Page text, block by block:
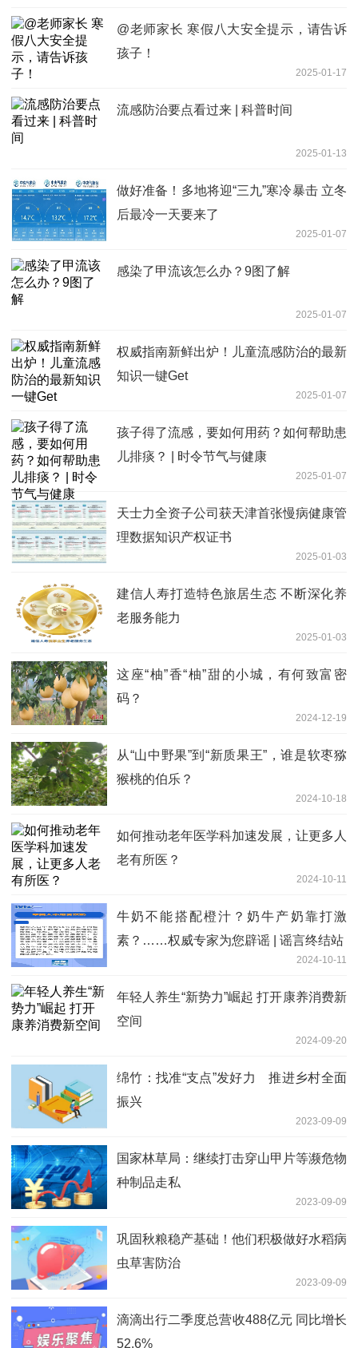
@老师家长 寒假八大安全提示，请告诉
孩子！
2025-01-17
流感防治要点看过来 | 科普时间
2025-01-13
做好准备！多地将迎“三九”寒冷暴击 立冬
后最冷一天要来了
2025-01-07
感染了甲流该怎么办？9图了解
2025-01-07
权威指南新鲜出炉！儿童流感防治的最新
知识一键Get
2025-01-07
孩子得了流感，要如何用药？如何帮助患
儿排痰？ | 时令节气与健康
2025-01-07
天士力全资子公司获天津首张慢病健康管
理数据知识产权证书
2025-01-03
建信人寿打造特色旅居生态 不断深化养
老服务能力
2025-01-03
这座“柚”香“柚”甜的小城，有何致富密
码？
2024-12-19
从“山中野果”到“新质果王”，谁是软枣猕
猴桃的伯乐？
2024-10-18
如何推动老年医学科加速发展，让更多人
老有所医？
2024-10-11
牛奶不能搭配橙汁？奶牛产奶靠打激
素？……权威专家为您辟谣 | 谣言终结站
2024-10-11
年轻人养生“新势力”崛起 打开康养消费新
空间
2024-09-20
绵竹：找准“支点”发好力 推进乡村全面
振兴
2023-09-09
国家林草局：继续打击穿山甲片等濒危物
种制品走私
2023-09-09
巩固秋粮稳产基础！他们积极做好水稻病
虫草害防治
2023-09-09
滴滴出行二季度总营收488亿元 同比增长
52.6%